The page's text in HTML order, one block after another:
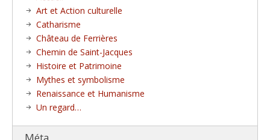
Art et Action culturelle
Catharisme
Château de Ferrières
Chemin de Saint-Jacques
Histoire et Patrimoine
Mythes et symbolisme
Renaissance et Humanisme
Un regard…